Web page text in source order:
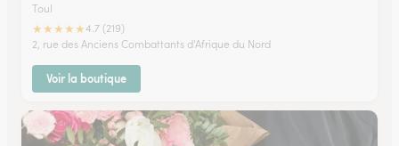
Toul
★★★★★4.7 (219)
2, rue des Anciens Combattants d'Afrique du Nord
Voir la boutique